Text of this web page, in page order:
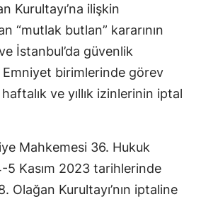
Kurultayı’na ilişkin
“mutlak butlan” kararının
İstanbul’da güvenlik
Emniyet birimlerinde görev
ve yıllık izinlerinin iptal
Mahkemesi 36. Hukuk
5 Kasım 2023 tarihlerinde
Olağan Kurultayı’nın iptaline